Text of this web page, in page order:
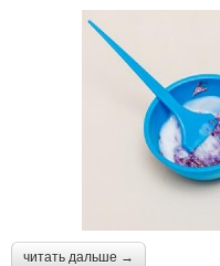
читать дальше →